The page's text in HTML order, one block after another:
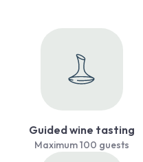
Guided wine tasting
Maximum 100 guests